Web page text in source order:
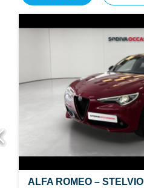
ALFA ROMEO – STELVIO